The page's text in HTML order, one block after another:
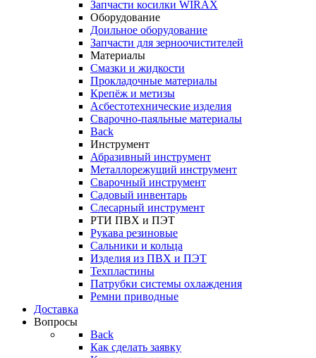
Запчасти косилки WIRAX
Оборудование
Доильное оборудование
Запчасти для зерноочистителей
Материалы
Смазки и жидкости
Прокладочные материалы
Крепёж и метизы
Асбестотехнические изделия
Сварочно-паяльные материалы
Back
Инструмент
Абразивный инструмент
Металлорежущий инструмент
Сварочный инструмент
Садовый инвентарь
Слесарный инструмент
РТИ ПВХ и ПЭТ
Рукава резиновые
Сальники и кольца
Изделия из ПВХ и ПЭТ
Техпластины
Патрубки системы охлаждения
Ремни приводные
Доставка
Вопросы
Back
Как сделать заявку